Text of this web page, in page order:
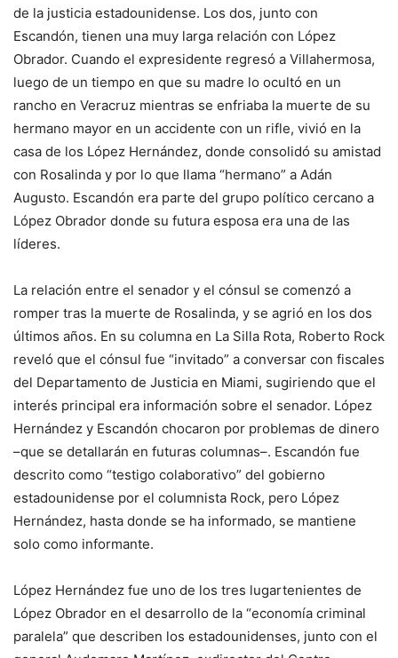
de la justicia estadounidense. Los dos, junto con
Escandón, tienen una muy larga relación con López
Obrador. Cuando el expresidente regresó a Villahermosa,
luego de un tiempo en que su madre lo ocultó en un
rancho en Veracruz mientras se enfriaba la muerte de su
hermano mayor en un accidente con un rifle, vivió en la
casa de los López Hernández, donde consolidó su amistad
con Rosalinda y por lo que llama “hermano” a Adán
Augusto. Escandón era parte del grupo político cercano a
López Obrador donde su futura esposa era una de las
líderes.
La relación entre el senador y el cónsul se comenzó a
romper tras la muerte de Rosalinda, y se agrió en los dos
últimos años. En su columna en La Silla Rota, Roberto Rock
reveló que el cónsul fue “invitado” a conversar con fiscales
del Departamento de Justicia en Miami, sugiriendo que el
interés principal era información sobre el senador. López
Hernández y Escandón chocaron por problemas de dinero
–que se detallarán en futuras columnas–. Escandón fue
descrito como “testigo colaborativo” del gobierno
estadounidense por el columnista Rock, pero López
Hernández, hasta donde se ha informado, se mantiene
solo como informante.
López Hernández fue uno de los tres lugartenientes de
López Obrador en el desarrollo de la “economía criminal
paralela” que describen los estadounidenses, junto con el